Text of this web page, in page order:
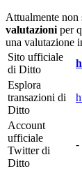
Attualmente non
valutazioni per
una valutazione
Sito ufficiale
di Ditto
Esplora
transazioni di
Ditto
Account
ufficiale
Twitter di
Ditto
-